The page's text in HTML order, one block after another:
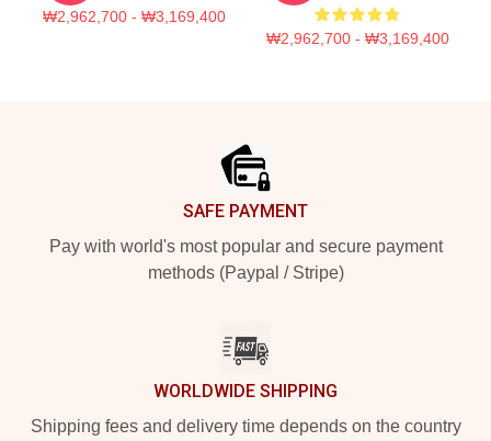
₩2,962,700 - ₩3,169,400
₩2,962,700 - ₩3,169,400
SAFE PAYMENT
Pay with world's most popular and secure payment
methods (Paypal / Stripe)
WORLDWIDE SHIPPING
Shipping fees and delivery time depends on the country